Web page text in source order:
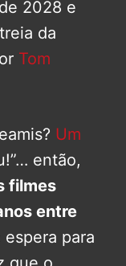
2028 e
da
Tom
Um
então,
filmes
entre
para